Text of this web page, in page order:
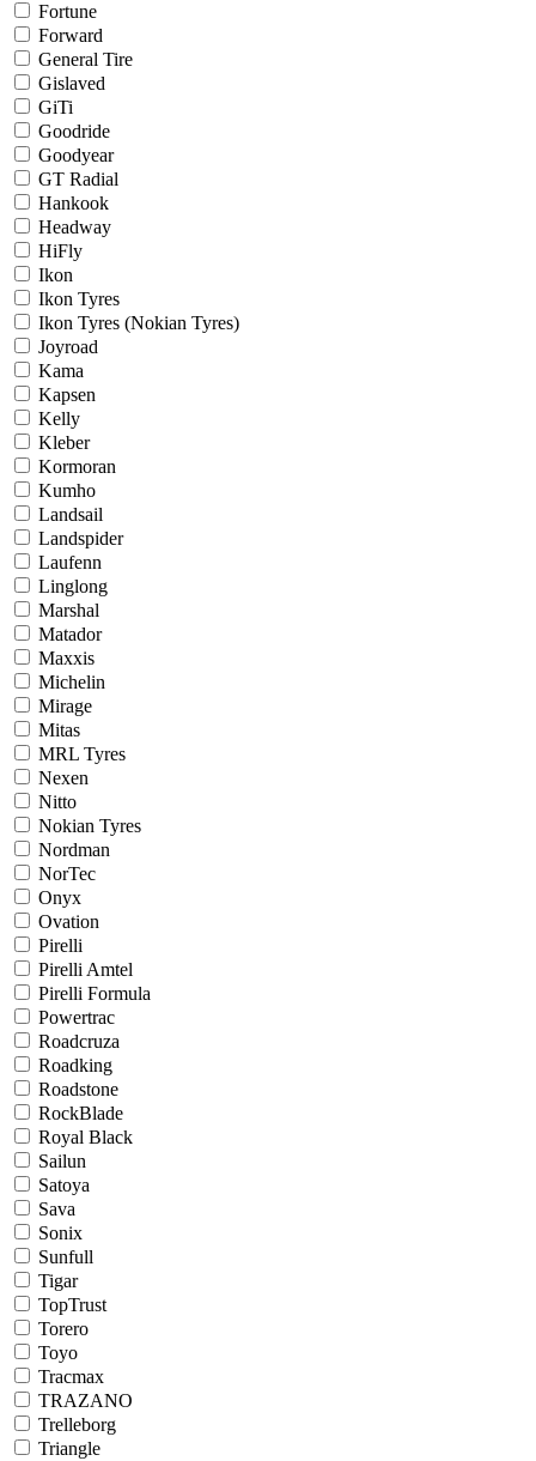
Fortune
Forward
General Tire
Gislaved
GiTi
Goodride
Goodyear
GT Radial
Hankook
Headway
HiFly
Ikon
Ikon Tyres
Ikon Tyres (Nokian Tyres)
Joyroad
Kama
Kapsen
Kelly
Kleber
Kormoran
Kumho
Landsail
Landspider
Laufenn
Linglong
Marshal
Matador
Maxxis
Michelin
Mirage
Mitas
MRL Tyres
Nexen
Nitto
Nokian Tyres
Nordman
NorTec
Onyx
Ovation
Pirelli
Pirelli Amtel
Pirelli Formula
Powertrac
Roadcruza
Roadking
Roadstone
RockBlade
Royal Black
Sailun
Satoya
Sava
Sonix
Sunfull
Tigar
TopTrust
Torero
Toyo
Tracmax
TRAZANO
Trelleborg
Triangle